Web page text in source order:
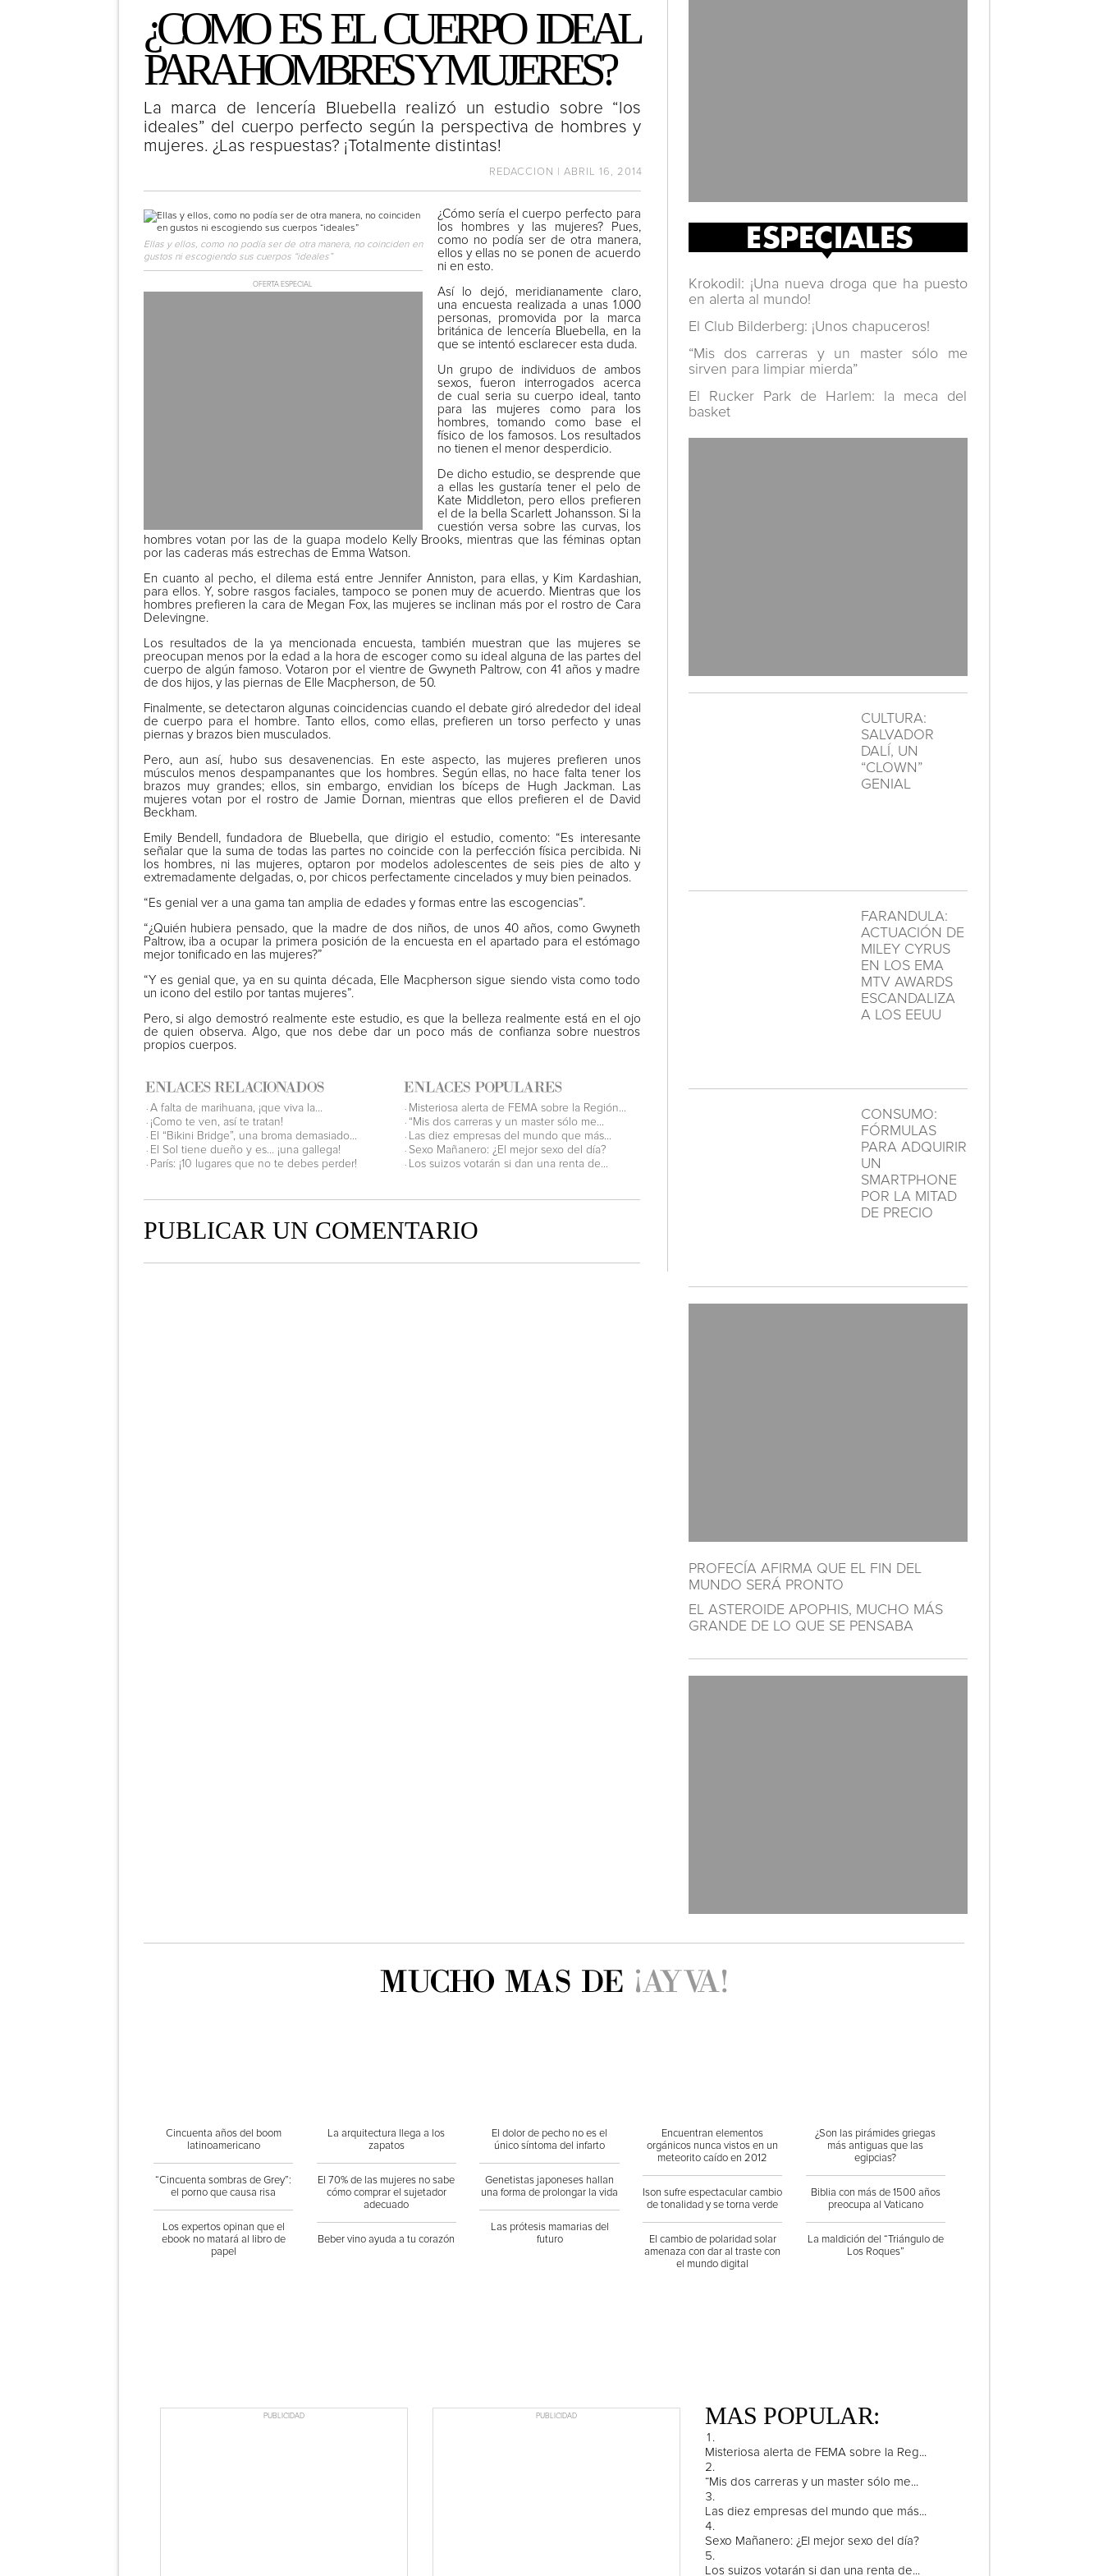
¿COMO ES EL CUERPO IDEAL
PARA HOMBRES Y MUJERES?
La marca de lencería Bluebella realizó un estudio sobre “los
ideales” del cuerpo perfecto según la perspectiva de hombres y
mujeres. ¿Las respuestas? ¡Totalmente distintas!
REDACCION | ABRIL 16, 2014
Ellas y ellos, como no podía ser de otra manera, no coinciden en
gustos ni escogiendo sus cuerpos “ideales”
OFERTA ESPECIAL
¿Cómo sería el cuerpo perfecto para
los hombres y las mujeres? Pues,
como no podía ser de otra manera,
ellos y ellas no se ponen de acuerdo
ni en esto.
Así lo dejó, meridianamente claro,
una encuesta realizada a unas 1.000
personas, promovida por la marca
británica de lencería Bluebella, en la
que se intentó esclarecer esta duda.
Un grupo de individuos de ambos
sexos, fueron interrogados acerca
de cual seria su cuerpo ideal, tanto
para las mujeres como para los
hombres, tomando como base el
físico de los famosos. Los resultados
no tienen el menor desperdicio.
De dicho estudio, se desprende que
a ellas les gustaría tener el pelo de
Kate Middleton, pero ellos prefieren
el de la bella Scarlett Johansson. Si la
cuestión versa sobre las curvas, los
hombres votan por las de la guapa modelo Kelly Brooks, mientras que las féminas optan
por las caderas más estrechas de Emma Watson.
En cuanto al pecho, el dilema está entre Jennifer Anniston, para ellas, y Kim Kardashian,
para ellos. Y, sobre rasgos faciales, tampoco se ponen muy de acuerdo. Mientras que los
hombres prefieren la cara de Megan Fox, las mujeres se inclinan más por el rostro de Cara
Delevingne.
Los resultados de la ya mencionada encuesta, también muestran que las mujeres se
preocupan menos por la edad a la hora de escoger como su ideal alguna de las partes del
cuerpo de algún famoso. Votaron por el vientre de Gwyneth Paltrow, con 41 años y madre
de dos hijos, y las piernas de Elle Macpherson, de 50.
Finalmente, se detectaron algunas coincidencias cuando el debate giró alrededor del ideal
de cuerpo para el hombre. Tanto ellos, como ellas, prefieren un torso perfecto y unas
piernas y brazos bien musculados.
Pero, aun así, hubo sus desavenencias. En este aspecto, las mujeres prefieren unos
músculos menos despampanantes que los hombres. Según ellas, no hace falta tener los
brazos muy grandes; ellos, sin embargo, envidian los bíceps de Hugh Jackman. Las
mujeres votan por el rostro de Jamie Dornan, mientras que ellos prefieren el de David
Beckham.
Emily Bendell, fundadora de Bluebella, que dirigio el estudio, comento: “Es interesante
señalar que la suma de todas las partes no coincide con la perfección física percibida. Ni
los hombres, ni las mujeres, optaron por modelos adolescentes de seis pies de alto y
extremadamente delgadas, o, por chicos perfectamente cincelados y muy bien peinados.
“Es genial ver a una gama tan amplia de edades y formas entre las escogencias”.
“¿Quién hubiera pensado, que la madre de dos niños, de unos 40 años, como Gwyneth
Paltrow, iba a ocupar la primera posición de la encuesta en el apartado para el estómago
mejor tonificado en las mujeres?”
“Y es genial que, ya en su quinta década, Elle Macpherson sigue siendo vista como todo
un icono del estilo por tantas mujeres”.
Pero, si algo demostró realmente este estudio, es que la belleza realmente está en el ojo
de quien observa. Algo, que nos debe dar un poco más de confianza sobre nuestros
propios cuerpos.
· A falta de marihuana, ¡que viva la...
· ¡Como te ven, así te tratan!
· El “Bikini Bridge”, una broma demasiado...
· El Sol tiene dueño y es… ¡una gallega!
· París: ¡10 lugares que no te debes perder!
· Misteriosa alerta de FEMA sobre la Región...
· “Mis dos carreras y un master sólo me...
· Las diez empresas del mundo que más...
· Sexo Mañanero: ¿El mejor sexo del día?
· Los suizos votarán si dan una renta de...
PUBLICAR UN COMENTARIO
Krokodil: ¡Una nueva droga que ha puesto
en alerta al mundo!
El Club Bilderberg: ¡Unos chapuceros!
“Mis dos carreras y un master sólo me
sirven para limpiar mierda”
El Rucker Park de Harlem: la meca del
basket
CULTURA:
SALVADOR
DALÍ, UN
“CLOWN”
GENIAL
FARANDULA:
ACTUACIÓN DE
MILEY CYRUS
EN LOS EMA
MTV AWARDS
ESCANDALIZA
A LOS EEUU
CONSUMO:
FÓRMULAS
PARA ADQUIRIR
UN
SMARTPHONE
POR LA MITAD
DE PRECIO
PROFECÍA AFIRMA QUE EL FIN DEL
MUNDO SERÁ PRONTO
EL ASTEROIDE APOPHIS, MUCHO MÁS
GRANDE DE LO QUE SE PENSABA
Cincuenta años del boom
latinoamericano
“Cincuenta sombras de Grey”:
el porno que causa risa
Los expertos opinan que el
ebook no matará al libro de
papel
La arquitectura llega a los
zapatos
El 70% de las mujeres no sabe
cómo comprar el sujetador
adecuado
Beber vino ayuda a tu corazón
El dolor de pecho no es el
único síntoma del infarto
Genetistas japoneses hallan
una forma de prolongar la vida
Las prótesis mamarias del
futuro
Encuentran elementos
orgánicos nunca vistos en un
meteorito caído en 2012
Ison sufre espectacular cambio
de tonalidad y se torna verde
El cambio de polaridad solar
amenaza con dar al traste con
el mundo digital
¿Son las pirámides griegas
más antiguas que las
egipcias?
Biblia con más de 1500 años
preocupa al Vaticano
La maldición del “Triángulo de
Los Roques”
PUBLICIDAD PUBLICIDAD MAS POPULAR:
Misteriosa alerta de FEMA sobre la Reg...
“Mis dos carreras y un master sólo me...
Las diez empresas del mundo que más...
Sexo Mañanero: ¿El mejor sexo del día?
Los suizos votarán si dan una renta de...